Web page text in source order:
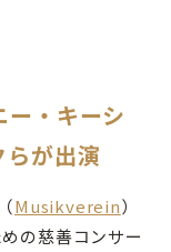
ー・キーシ
らが出演
Musikverein）
の慈善コンサー